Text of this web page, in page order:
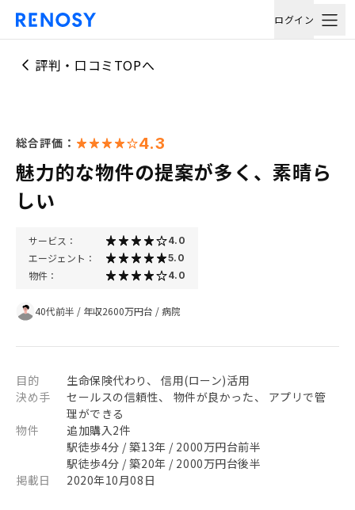
ログイン
評判・口コミTOPへ
総合評価： 4.3
魅力的な物件の提案が多く、素晴ら
しい
サービス： 4.0
エージェント： 5.0
物件： 4.0
40代前半 / 年収2600万円台 /病院
目的
生命保険代わり、 信用(ローン)活用
決め手
セールスの信頼性、 物件が良かった、 アプリで管
理ができる
物件
追加購入2件
駅徒歩4分 / 築13年 / 2000万円台前半
駅徒歩4分 / 築20年 / 2000万円台後半
掲載日
2020年10月08日